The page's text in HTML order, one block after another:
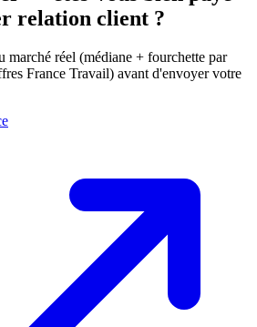
relation client ?
marché réel (médiane + fourchette par
France Travail) avant d'envoyer votre